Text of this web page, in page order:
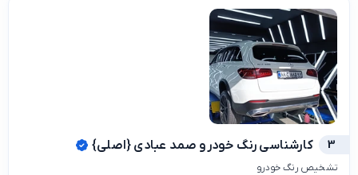
3 کارشناسی رنگ خودرو صمد عبادی {اصلی}
تشخیص رنگ خودرو